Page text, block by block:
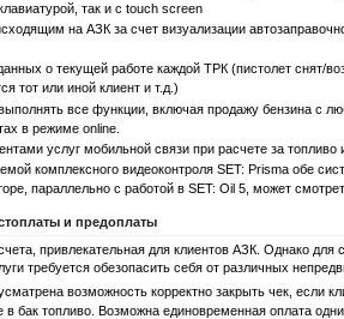
так и с touch screen
на АЗК за счет визуализации
о текущей работе каждой ТРК (пистолет снят/
тот или иной клиент и т.д.)
все функции, включая продажу бензина с
в режиме online.
услуг мобильной связи при расчете за
комплексного видеоконтроля SET: Prisma обе
параллельно с работой в SET: Oil 5, может
и предоплаты
привлекательная для клиентов АЗК. Однако для
требуется обезопасить себя от различных
возможность корректно закрыть чек, если
в бак топливо. Возможна единовременная оплата